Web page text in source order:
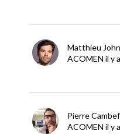
Matthieu
ACOMEN il y
Pierre
ACOMEN il y